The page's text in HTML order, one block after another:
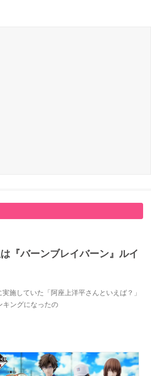
『バーンブレイバーン』ルイ
施していた「阿座上洋平さんといえば？」
キングになったの